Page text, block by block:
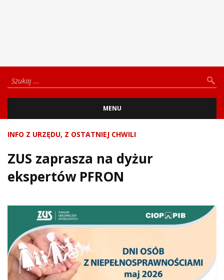
MENU
INFO Z URZĘDU, Z OSTATNIEJ CHWILI
ZUS zaprasza na dyżur
ekspertów PFRON